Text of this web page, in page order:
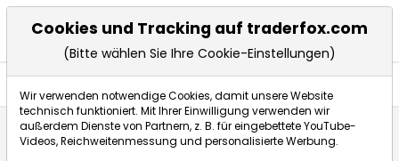
Cookies und Tracking auf traderfox.com
(Bitte wählen Sie Ihre Cookie-Einstellungen)
Wir verwenden notwendige Cookies, damit unsere Website
technisch funktioniert. Mit Ihrer Einwilligung verwenden wir
außerdem Dienste von Partnern, z. B. für eingebettete YouTube-
Videos, Reichweitenmessung und personalisierte Werbung.